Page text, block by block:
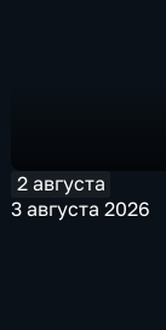
2 августа
3 августа 2026